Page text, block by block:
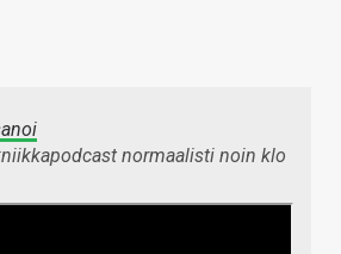
normaalisti noin klo